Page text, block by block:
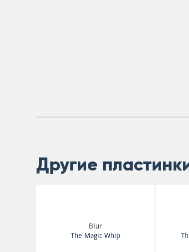
Другие
Blur
The Magic Whip